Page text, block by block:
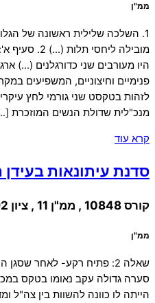
ממ"ן
1. השלכה שלילית ראשונה של
מובילה
היו מעורבים שני כדורגלנים (…)
פנימיים וחיצוניים, המשפיעים
לזהות בטקסט שני גורמי לחץ
מנכ"לית שדולת הנשים המוזכרת
קרא עוד
סדנת עיתונאות בעידן
קורס 10848 , ממ"ן 11 , ציון 92
ממ"ן
שאלה 2: פתיח רקע- לאחר
סערה גדולה עקב נאומו בטקס
הייתה לו כוונה להשוות בין צה"ל